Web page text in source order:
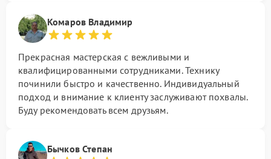
Комаров Владимир
Прекрасная мастерская с вежливыми и
квалифицированными сотрудниками. Технику
починили быстро и качественно. Индивидуальный
подход и внимание к клиенту заслуживают похвалы.
Буду рекомендовать всем друзьям.
Бычков Степан